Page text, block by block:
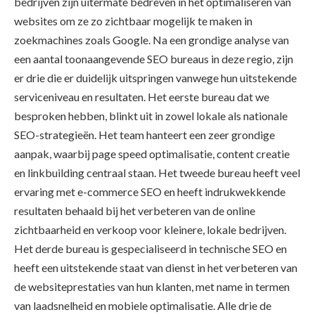
websites om ze zo zichtbaar mogelijk te maken in
zoekmachines zoals Google. Na een grondige analyse van
een aantal toonaangevende SEO bureaus in deze regio, zijn
er drie die er duidelijk uitspringen vanwege hun uitstekende
serviceniveau en resultaten. Het eerste bureau dat we
besproken hebben, blinkt uit in zowel lokale als nationale
SEO-strategieën. Het team hanteert een zeer grondige
aanpak, waarbij page speed optimalisatie, content creatie
en linkbuilding centraal staan. Het tweede bureau heeft veel
ervaring met e-commerce SEO en heeft indrukwekkende
resultaten behaald bij het verbeteren van de online
zichtbaarheid en verkoop voor kleinere, lokale bedrijven.
Het derde bureau is gespecialiseerd in technische SEO en
heeft een uitstekende staat van dienst in het verbeteren van
de websiteprestaties van hun klanten, met name in termen
van laadsnelheid en mobiele optimalisatie. Alle drie de